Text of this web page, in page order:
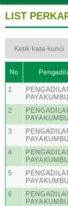
LIST
No
1
2
3
4
5
6